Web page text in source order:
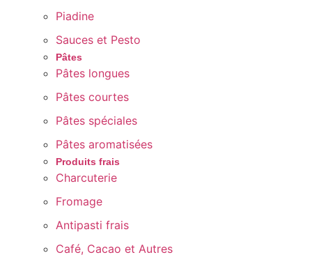
Piadine
Sauces et Pesto
Pâtes
Pâtes longues
Pâtes courtes
Pâtes spéciales
Pâtes aromatisées
Produits frais
Charcuterie
Fromage
Antipasti frais
Café, Cacao et Autres